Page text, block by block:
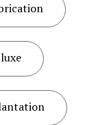
luxe